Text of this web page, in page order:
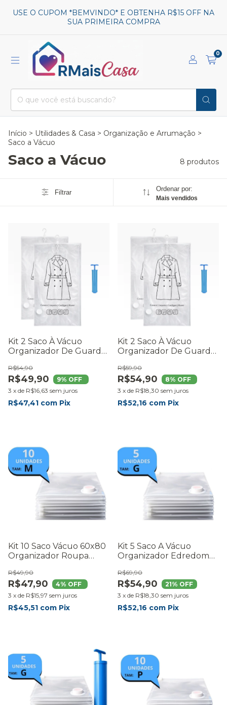
USE O CUPOM *BEMVINDO* E OBTENHA R$15 OFF NA
SUA PRIMEIRA COMPRA
0
Início > Utilidades & Casa > Organização e Arrumação >
Saco a Vácuo
Saco a Vácuo 8 produtos
Filtrar Ordenar por:
Mais vendidos
Kit 2 Saco À Vácuo
Organizador De Guarda
Cabide
R$49,90
R$54,90
9% OFF
3 x de R$16,63 sem juros
R$47,41 com Pix
Kit 2 Saco À Vácuo
Organizador De Guarda
Cabide
R$54,90
R$59,90
8% OFF
3 x de R$18,30 sem juros
R$52,16 com Pix
Kit 10 Saco Vácuo 60x80
Organizador Roupa
R$47,90
R$49,90
4% OFF
3 x de R$15,97 sem juros
R$45,51 com Pix
Kit 5 Saco A Vácuo
Organizador Edredom
R$54,90
R$69,90
21% OFF
3 x de R$18,30 sem juros
R$52,16 com Pix